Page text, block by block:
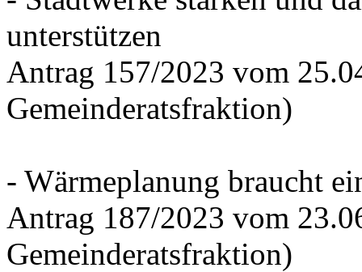
unterstützen
Antrag 157/2023 vom
Gemeinderatsfraktion)
- Wärmeplanung braucht
Antrag 187/2023 vom
Gemeinderatsfraktion)